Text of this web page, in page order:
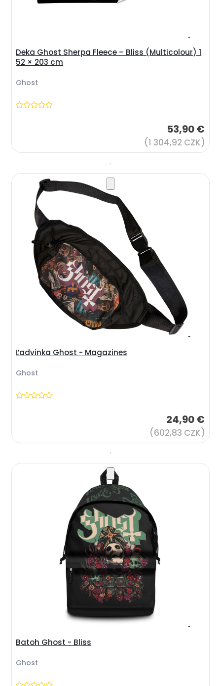
Deka Ghost Sherpa Fleece – Bliss (Multicolour) 1
52 × 203 cm
Ghost
53,90 €
(1 304,92 CZK)
Ľadvinka Ghost - Magazines
Ghost
24,90 €
(602,83 CZK)
Batoh Ghost - Bliss
Ghost